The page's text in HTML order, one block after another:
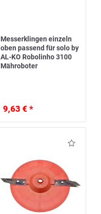
Messerklingen einzeln
oben passend für solo by
AL-KO Robolinho 3100
Mähroboter
9,63 € *